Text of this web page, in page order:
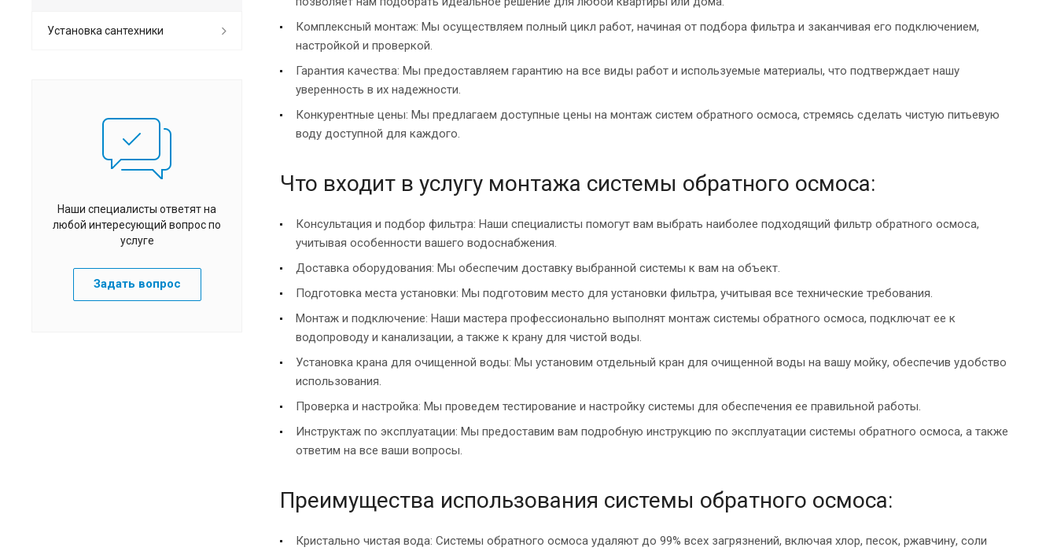
Комплексный монтаж: Мы осуществляем полный цикл работ, начиная от подбора фильтра и заканчивая его подключением,
настройкой и проверкой.
Гарантия качества: Мы предоставляем гарантию на все виды работ и используемые материалы, что подтверждает нашу
уверенность в их надежности.
Конкурентные цены: Мы предлагаем доступные цены на монтаж систем обратного осмоса, стремясь сделать чистую питьевую
воду доступной для каждого.
Что входит в услугу монтажа системы обратного осмоса:
Консультация и подбор фильтра: Наши специалисты помогут вам выбрать наиболее подходящий фильтр обратного осмоса,
учитывая особенности вашего водоснабжения.
Доставка оборудования: Мы обеспечим доставку выбранной системы к вам на объект.
Подготовка места установки: Мы подготовим место для установки фильтра, учитывая все технические требования.
Монтаж и подключение: Наши мастера профессионально выполнят монтаж системы обратного осмоса, подключат ее к
водопроводу и канализации, а также к крану для чистой воды.
Установка крана для очищенной воды: Мы установим отдельный кран для очищенной воды на вашу мойку, обеспечив удобство
использования.
Проверка и настройка: Мы проведем тестирование и настройку системы для обеспечения ее правильной работы.
Инструктаж по эксплуатации: Мы предоставим вам подробную инструкцию по эксплуатации системы обратного осмоса, а также
ответим на все ваши вопросы.
Преимущества использования системы обратного осмоса:
Кристально чистая вода: Системы обратного осмоса удаляют до 99% всех загрязнений, включая хлор, песок, ржавчину, соли
Установка сантехники
Наши специалисты ответят на
любой интересующий вопрос по
услуге
Задать вопрос